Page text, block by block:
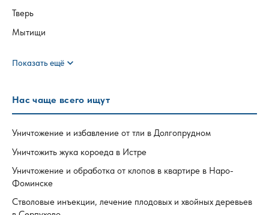
Тверь
Мытищи
Показать ещё expand_more
Нас чаще всего ищут
Уничтожение и избавление от тли в Долгопрудном
Уничтожить жука короеда в Истре
Уничтожение и обработка от клопов в квартире в Наро-
Фоминске
Стволовые инъекции, лечение плодовых и хвойных деревьев